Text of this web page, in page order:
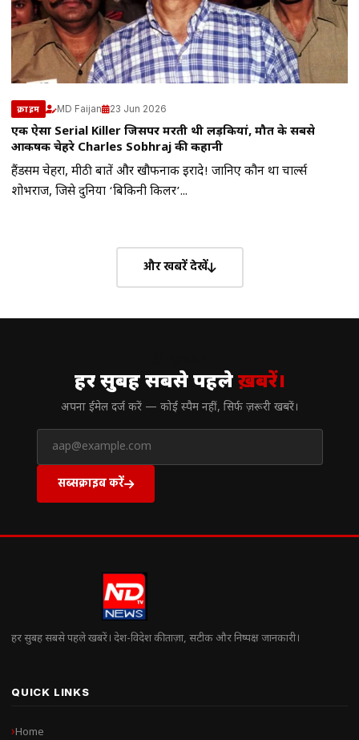
क्राइम MD Faijan 23 Jun 2026
एक ऐसा Serial Killer जिसपर मरती थी लड़कियां, मौत के सबसे
आकर्षक चेहरे Charles Sobhraj की कहानी
हैंडसम चेहरा, मीठी बातें और खौफनाक इरादे! जानिए कौन था चार्ल्स
शोभराज, जिसे दुनिया ‘बिकिनी किलर’...
और खबरें देखें
हर सुबह सबसे पहलेख़बरें।
अपना ईमेल दर्ज करें — कोई स्पैम नहीं, सिर्फ ज़रूरी खबरें।
सब्सक्राइब करें
हर सुबह सबसे पहले खबरें। देश-विदेश की ताज़ा, सटीक और निष्पक्ष जानकारी।
QUICK LINKS
Home